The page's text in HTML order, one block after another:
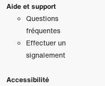
Aide et support
Questions
fréquentes
Effectuer un
signalement
Accessibilité